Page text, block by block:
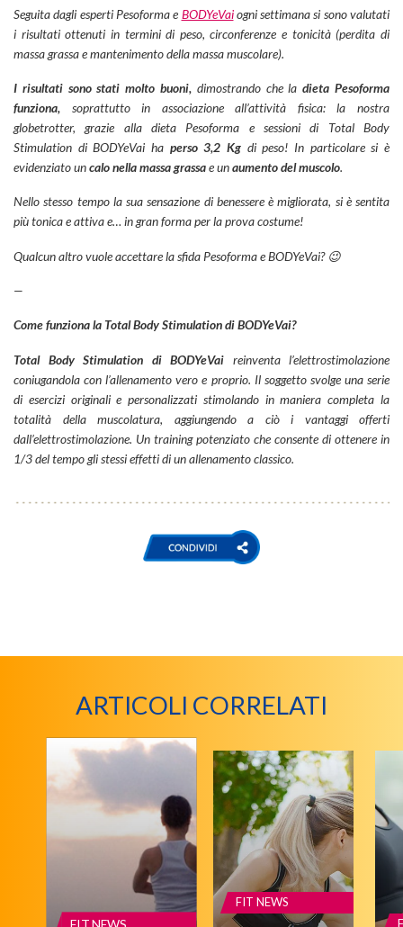
Seguita dagli esperti Pesoforma e BODYeVai ogni settimana si sono valutati
i risultati ottenuti in termini di peso, circonferenze e tonicità (perdita di
massa grassa e mantenimento della massa muscolare).
I risultati sono stati molto buoni, dimostrando che la dieta Pesoforma
funziona, soprattutto in associazione all’attività fisica: la nostra
globetrotter, grazie alla dieta Pesoforma e sessioni di Total Body
Stimulation di BODYeVai ha perso 3,2 Kg di peso! In particolare si è
evidenziato uncalo nella massa grassae unaumento del muscolo.
Nello stesso tempo la sua sensazione di benessere è migliorata, si è sentita
più tonica e attiva e… in gran forma per la prova costume!
Qualcun altro vuole accettare la sfida Pesoforma e BODYeVai? 😉
—
Come funziona la Total Body Stimulation di BODYeVai?
Total Body Stimulation di BODYeVai reinventa l’elettrostimolazione
coniugandola con l’allenamento vero e proprio. Il soggetto svolge una serie
di esercizi originali e personalizzati stimolando in maniera completa la
totalità della muscolatura, aggiungendo a ciò i vantaggi offerti
dall’elettrostimolazione. Un training potenziato che consente di ottenere in
1/3 del tempo gli stessi effetti di un allenamento classico.
ARTICOLI CORRELATI
FIT NEWS
FIT NEWS